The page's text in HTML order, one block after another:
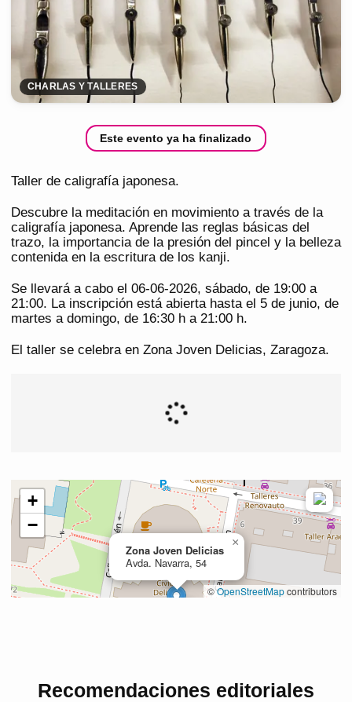
CHARLAS Y TALLERES
Este evento ya ha finalizado
Taller de caligrafía japonesa.
Descubre la meditación en movimiento a través de la
caligrafía japonesa. Aprende las reglas básicas del
trazo, la importancia de la presión del pincel y la belleza
contenida en la escritura de los kanji.
Se llevará a cabo el 06-06-2026, sábado, de 19:00 a
21:00. La inscripción está abierta hasta el 5 de junio, de
martes a domingo, de 16:30 h a 21:00 h.
El taller se celebra en Zona Joven Delicias, Zaragoza.
Recomendaciones editoriales